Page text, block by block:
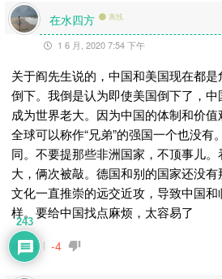
在水四方 离线
1 6 月, 2020 7:54 下午
关于阎先生说的，中国和美国现在都
倒下。我倒是认为即使美国倒下了，
成为世界老大。因为中国的体制和价
全球可以称作“兄弟”的强国一个也没有
同。不要提那些非洲国家，不顶事儿
大，俩次被敲。德国和别的国家还没
文化一直推崇的远交近攻，导致中国
样。要给中国找点麻烦，太容易了
5 -4
243